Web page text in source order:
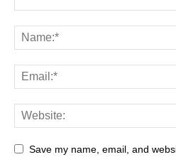
Save my name, email, and